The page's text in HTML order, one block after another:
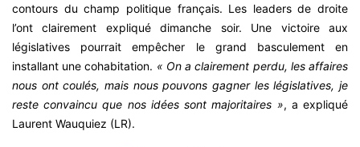
contours du champ politique français. Les leaders de droite
l’ont clairement expliqué dimanche soir. Une victoire aux
législatives pourrait empêcher le grand basculement en
installant une cohabitation. « On a clairement perdu, les affaires
nous ont coulés, mais nous pouvons gagner les législatives, je
reste convaincu que nos idées sont majoritaires », a expliqué
Laurent Wauquiez (LR).